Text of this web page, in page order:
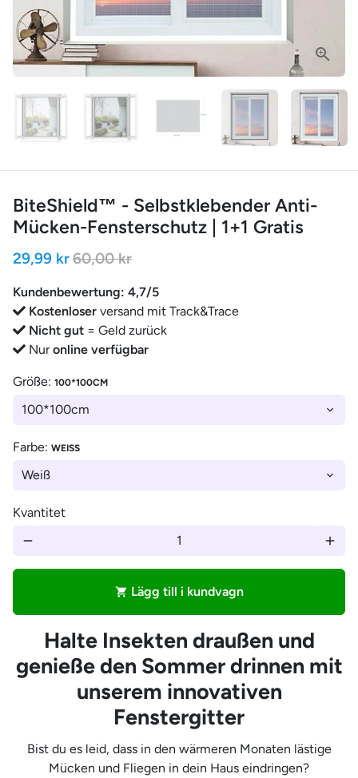
BiteShield™ - Selbstklebender Anti-
Mücken-Fensterschutz | 1+1 Gratis
29,99 kr60,00 kr
Kundenbewertung: 4,7/5
Kostenloser versand mit Track&Trace
Nicht gut = Geld zurück
Nuronline verfügbar
Größe: 100*100CM
Farbe: WEISS
Kvantitet
remove add
shopping_cart Lägg till i kundvagn
Halte Insekten draußen und
genieße den Sommer drinnen mit
unserem innovativen
Fenstergitter
Bist du es leid, dass in den wärmeren Monaten lästige
Mücken und Fliegen in dein Haus eindringen?